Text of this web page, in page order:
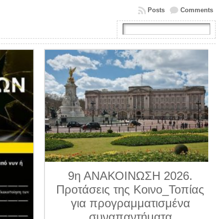
Comments
Posts
9η ΑΝΑΚΟΙΝΩΣΗ 2026.
Προτάσεις της Κοινο_Τοπίας
για προγραμματισμένα